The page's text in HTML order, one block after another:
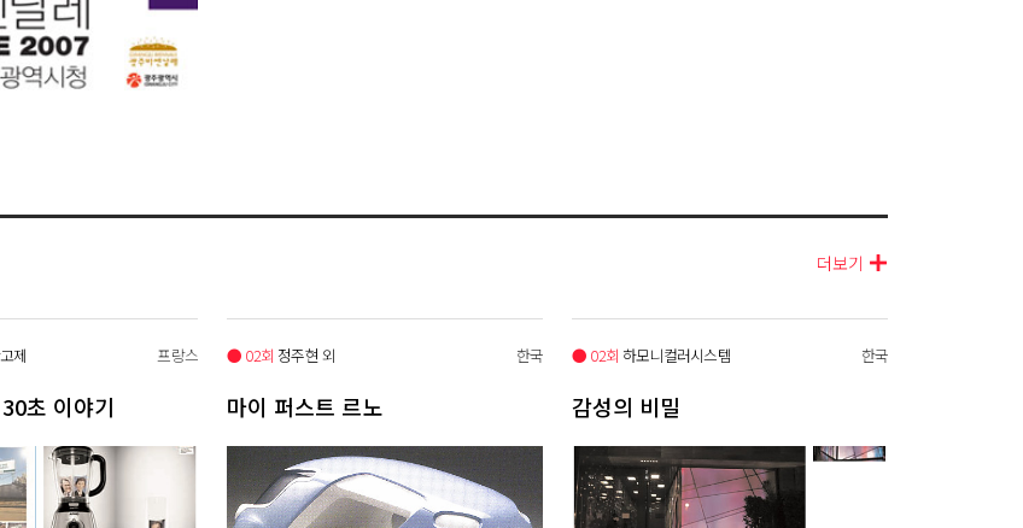
더보기
제 프랑스
초 이야기
● 02회 정주현 외 한국
마이 퍼스트 르노
● 02회 하모니컬러시스템 한국
감성의 비밀